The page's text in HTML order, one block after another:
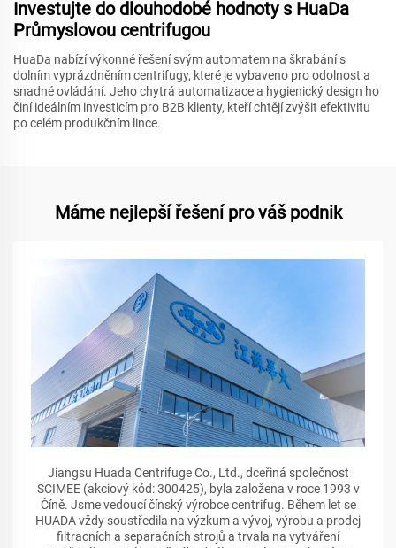
Investujte do dlouhodobé hodnoty s HuaDa
Průmyslovou centrifugou
HuaDa nabízí výkonné řešení svým automatem na škrabání s
dolním vyprázdněním centrifugy, které je vybaveno pro odolnost a
snadné ovládání. Jeho chytrá automatizace a hygienický design ho
činí ideálním investicím pro B2B klienty, kteří chtějí zvýšit efektivitu
po celém produkčním lince.
Máme nejlepší řešení pro váš podnik
Jiangsu Huada Centrifuge Co., Ltd., dceřiná společnost
SCIMEE (akciový kód: 300425), byla založena v roce 1993 v
Číně. Jsme vedoucí čínský výrobce centrifug. Během let se
HUADA vždy soustředila na výzkum a vývoj, výrobu a prodej
filtracních a separačních strojů a trvala na vytváření